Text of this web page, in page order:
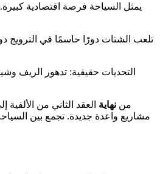
يمثل السياحة فرصة اقتصادية
تلعب الشتات دورًا حاسمًا في الترويج
التحديات حقيقية: تدهور الريف
من نهاية العقد الثاني من الألفية
مشاريع واعدة جديدة. تجمع بين